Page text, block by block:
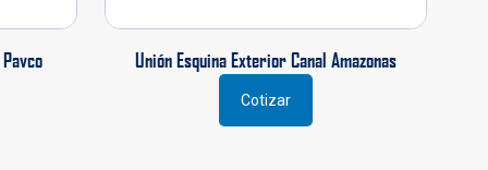
Unión Esquina Exterior Canal Amazonas
Cotizar